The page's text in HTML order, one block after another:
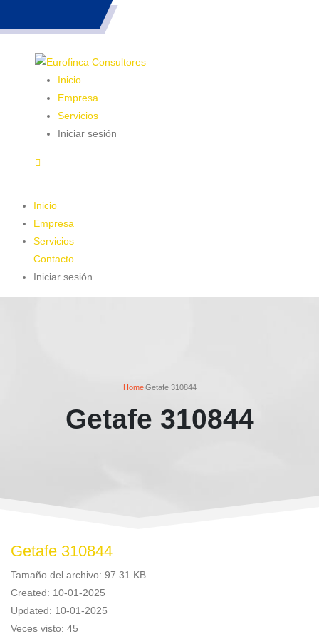
Inicio
Empresa
Servicios
Iniciar sesión
Inicio
Empresa
Servicios
Contacto
Iniciar sesión
Home Getafe 310844
Getafe 310844
Getafe 310844
Tamaño del archivo: 97.31 KB
Created: 10-01-2025
Updated: 10-01-2025
Veces visto: 45